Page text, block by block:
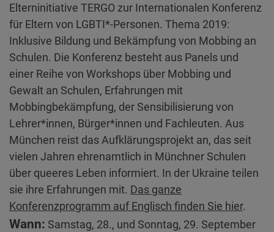
Elterninitiative TERGO zur Internationalen Konferenz
für Eltern von LGBTI*-Personen. Thema 2019:
Inklusive Bildung und Bekämpfung von Mobbing an
Schulen. Die Konferenz besteht aus Panels und
einer Reihe von Workshops über Mobbing und
Gewalt an Schulen, Erfahrungen mit
Mobbingbekämpfung, der Sensibilisierung von
Lehrer*innen, Bürger*innen und Fachleuten. Aus
München reist das Aufklärungsprojekt an, das seit
vielen Jahren ehrenamtlich in Münchner Schulen
über queeres Leben informiert. In der Ukraine teilen
sie ihre Erfahrungen mit. Das ganze
Konferenzprogramm auf Englisch finden Sie hier.
Wann: Samstag, 28., und Sonntag, 29. September